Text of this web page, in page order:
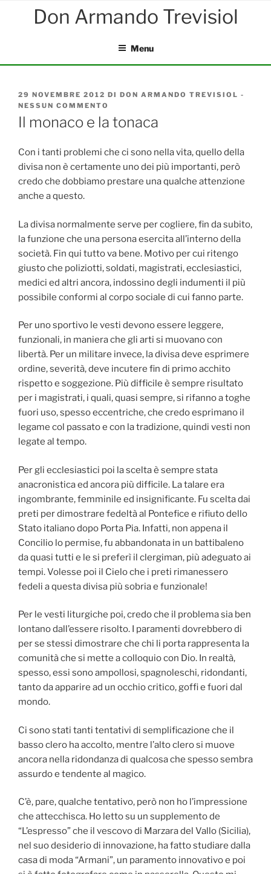
Menu
PUBBLICATO
IL
29 NOVEMBRE 2012 DI DON ARMANDO TREVISIOL -
NESSUN COMMENTO
IL
MONACO
LA
Il monaco e la tonaca
Con i tanti problemi che ci sono nella vita, quello della
divisa non è certamente uno dei più importanti, però
credo che dobbiamo prestare una qualche attenzione
anche a questo.
La divisa normalmente serve per cogliere, fin da subito,
la funzione che una persona esercita all’interno della
società. Fin qui tutto va bene. Motivo per cui ritengo
giusto che poliziotti, soldati, magistrati, ecclesiastici,
medici ed altri ancora, indossino degli indumenti il più
possibile conformi al corpo sociale di cui fanno parte.
Per uno sportivo le vesti devono essere leggere,
funzionali, in maniera che gli arti si muovano con
libertà. Per un militare invece, la divisa deve esprimere
ordine, severità, deve incutere fin di primo acchito
rispetto e soggezione. Più difficile è sempre risultato
per i magistrati, i quali, quasi sempre, si rifanno a toghe
fuori uso, spesso eccentriche, che credo esprimano il
legame col passato e con la tradizione, quindi vesti non
legate al tempo.
Per gli ecclesiastici poi la scelta è sempre stata
anacronistica ed ancora più difficile. La talare era
ingombrante, femminile ed insignificante. Fu scelta dai
preti per dimostrare fedeltà al Pontefice e rifiuto dello
Stato italiano dopo Porta Pia. Infatti, non appena il
Concilio lo permise, fu abbandonata in un battibaleno
da quasi tutti e le si preferì il clergiman, più adeguato ai
tempi. Volesse poi il Cielo che i preti rimanessero
fedeli a questa divisa più sobria e funzionale!
Per le vesti liturgiche poi, credo che il problema sia ben
lontano dall’essere risolto. I paramenti dovrebbero di
per se stessi dimostrare che chi li porta rappresenta la
comunità che si mette a colloquio con Dio. In realtà,
spesso, essi sono ampollosi, spagnoleschi, ridondanti,
tanto da apparire ad un occhio critico, goffi e fuori dal
mondo.
Ci sono stati tanti tentativi di semplificazione che il
basso clero ha accolto, mentre l’alto clero si muove
ancora nella ridondanza di qualcosa che spesso sembra
assurdo e tendente al magico.
C’è, pare, qualche tentativo, però non ho l’impressione
che attecchisca. Ho letto su un supplemento de
“L’espresso” che il vescovo di Marzara del Vallo (Sicilia),
nel suo desiderio di innovazione, ha fatto studiare dalla
casa di moda “Armani”, un paramento innovativo e poi